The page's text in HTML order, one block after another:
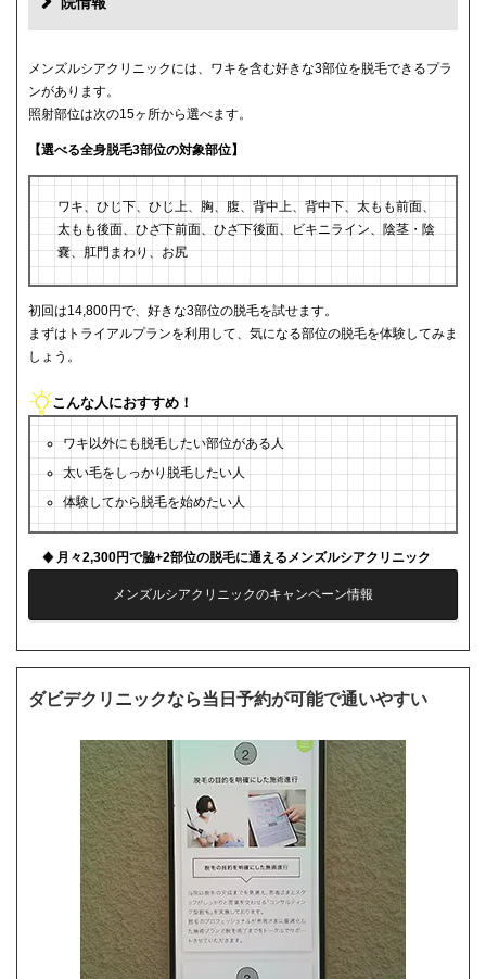
メンズルシアクリニックには、ワキを含む好きな3部位を脱毛できるプラ
ンがあります。
照射部位は次の15ヶ所から選べます。
【選べる全身脱毛3部位の対象部位】
ワキ、ひじ下、ひじ上、胸、腹、背中上、背中下、太もも前面、
太もも後面、ひざ下前面、ひざ下後面、ビキニライン、陰茎・陰
嚢、肛門まわり、お尻
初回は14,800円で、好きな3部位の脱毛を試せます。
まずはトライアルプランを利用して、気になる部位の脱毛を体験してみま
しょう。
こんな人におすすめ！
ワキ以外にも脱毛したい部位がある人
太い毛をしっかり脱毛したい人
体験してから脱毛を始めたい人
月々2,300円で脇+2部位の脱毛に通えるメンズルシアクリニック
メンズルシアクリニックのキャンペーン情報
ダビデクリニックなら当日予約が可能で通いやすい